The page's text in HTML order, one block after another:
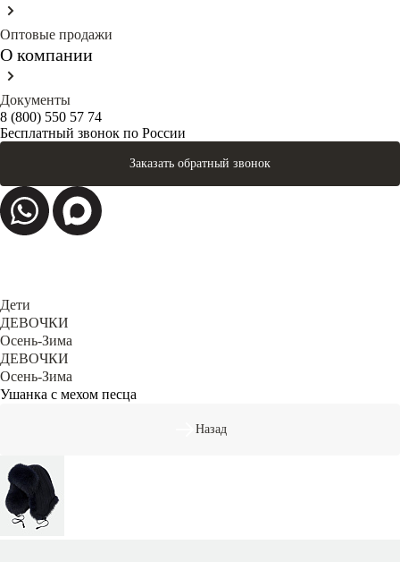
Оптовые продажи
О компании
Документы
8 (800) 550 57 74
Бесплатный звонок по России
Заказать обратный звонок
Дети
ДЕВОЧКИ
Осень-Зима
ДЕВОЧКИ
Осень-Зима
Ушанка с мехом песца
Назад